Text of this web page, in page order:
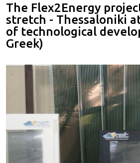
The Flex2Energy
stretch - Thessaloniki
of technological
Greek)